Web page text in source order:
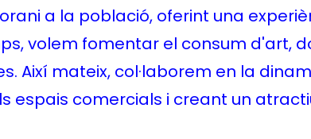
a la població, oferint una
volem fomentar el consum d'art,
Així mateix, col·laborem en la
espais comercials i creant un